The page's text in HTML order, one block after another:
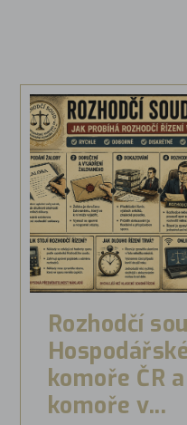
Rozhodčí
komoře ČR
komoře v...